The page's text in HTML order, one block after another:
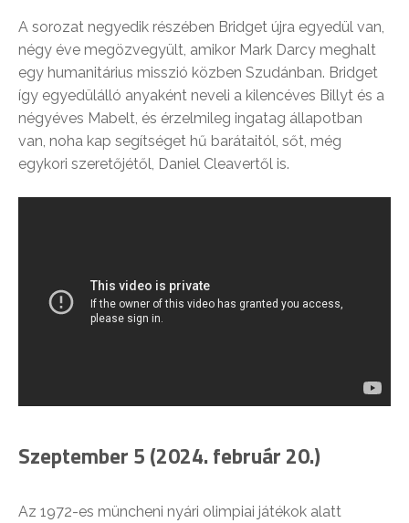
A sorozat negyedik részében Bridget újra egyedül van,
négy éve megözvegyült, amikor Mark Darcy meghalt
egy humanitárius misszió közben Szudánban. Bridget
így egyedülálló anyaként neveli a kilencéves Billyt és a
négyéves Mabelt, és érzelmileg ingatag állapotban
van, noha kap segítséget hű barátaitól, sőt, még
egykori szeretőjétől, Daniel Cleavertől is.
Szeptember 5 (2024. február 20.)
Az 1972-es müncheni nyári olimpiai játékok alatt